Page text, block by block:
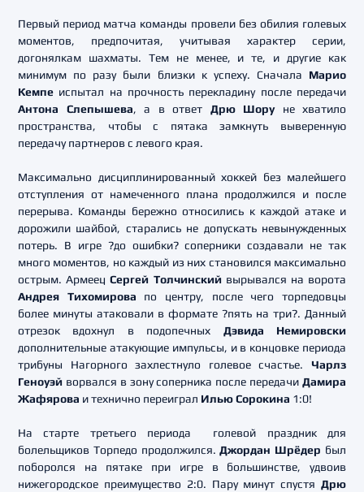
Первый период матча команды провели без обилия голевых
моментов, предпочитая, учитывая характер серии,
догонялкам шахматы. Тем не менее, и те, и другие как
минимум по разу были близки к успеху. Сначала Марио
Кемпе испытал на прочность перекладину после передачи
Антона Слепышева, а в ответ Дрю Шоруне хватило
пространства, чтобы с пятака замкнуть выверенную
передачу партнеров с левого края.
Максимально дисциплинированный хоккей без малейшего
отступления от намеченного плана продолжился и после
перерыва. Команды бережно относились к каждой атаке и
дорожили шайбой, старались не допускать невынужденных
потерь. В игре ?до ошибки? соперники создавали не так
много моментов, но каждый из них становился максимально
острым. АрмеецСергей Толчинский вырывался на ворота
Андрея Тихомирова по центру, после чего торпедовцы
более минуты атаковали в формате ?пять на три?. Данный
отрезок вдохнул в подопечных Дэвида Немировски
дополнительные атакующие импульсы, и в концовке периода
трибуны Нагорного захлестнуло голевое счастье. Чарлз
Геноуэй ворвался в зону соперника после передачи Дамира
Жафярова и технично переиграл Илью Сорокина 1:0!
На старте третьего периода голевой праздник для
болельщиков Торпедо продолжился.Джордан Шрёдер был
поборолся на пятаке при игре в большинстве, удвоив
нижегородское преимущество 2:0. Пару минут спустя Дрю